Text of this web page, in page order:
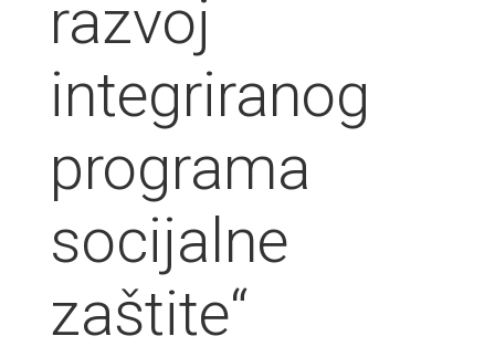
razvoj
integriranog
programa
socijalne
zaštite“